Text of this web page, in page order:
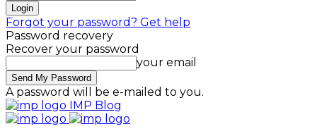
Forgot your password? Get help
Password recovery
Recover your password
your email
A password will be e-mailed to you.
IMP Blog